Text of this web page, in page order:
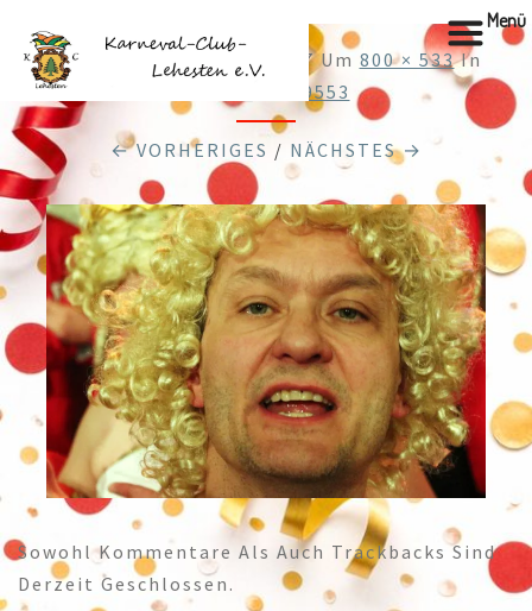
Veröffentlicht 28.12.2017Um 800 × 533In
Cache_57319553
← VORHERIGES / NÄCHSTES →
Sowohl Kommentare Als Auch Trackbacks Sind
Derzeit Geschlossen.
Menü